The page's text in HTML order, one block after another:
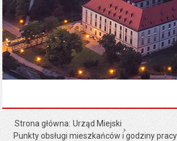
Strona główna Urząd Miejski
Punkty obsługi mieszkańców i godziny